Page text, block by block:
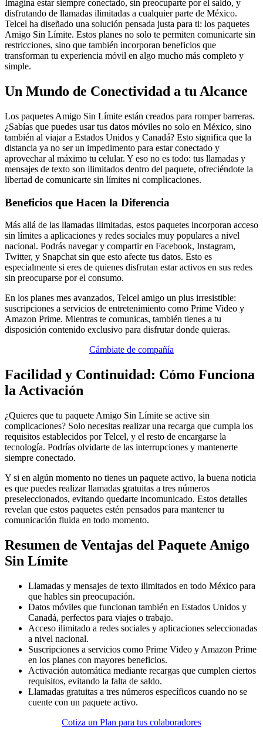
Imagina estar siempre conectado, sin preocuparte por el saldo, y
disfrutando de llamadas ilimitadas a cualquier parte de México.
Telcel ha diseñado una solución pensada justa para ti: los paquetes
Amigo Sin Límite. Estos planes no solo te permiten comunicarte sin
restricciones, sino que también incorporan beneficios que
transforman tu experiencia móvil en algo mucho más completo y
simple.
Un Mundo de Conectividad a tu Alcance
Los paquetes Amigo Sin Límite están creados para romper barreras.
¿Sabías que puedes usar tus datos móviles no solo en México, sino
también al viajar a Estados Unidos y Canadá? Esto significa que la
distancia ya no ser un impedimento para estar conectado y
aprovechar al máximo tu celular. Y eso no es todo: tus llamadas y
mensajes de texto son ilimitados dentro del paquete, ofreciéndote la
libertad de comunicarte sin límites ni complicaciones.
Beneficios que Hacen la Diferencia
Más allá de las llamadas ilimitadas, estos paquetes incorporan acceso
sin límites a aplicaciones y redes sociales muy populares a nivel
nacional. Podrás navegar y compartir en Facebook, Instagram,
Twitter, y Snapchat sin que esto afecte tus datos. Esto es
especialmente si eres de quienes disfrutan estar activos en sus redes
sin preocuparse por el consumo.
En los planes mes avanzados, Telcel amigo un plus irresistible:
suscripciones a servicios de entretenimiento como Prime Video y
Amazon Prime. Mientras te comunicas, también tienes a tu
disposición contenido exclusivo para disfrutar donde quieras.
Cámbiate de compañía
Facilidad y Continuidad: Cómo Funciona
la Activación
¿Quieres que tu paquete Amigo Sin Límite se active sin
complicaciones? Solo necesitas realizar una recarga que cumpla los
requisitos establecidos por Telcel, y el resto de encargarse la
tecnología. Podrías olvidarte de las interrupciones y mantenerte
siempre conectado.
Y si en algún momento no tienes un paquete activo, la buena noticia
es que puedes realizar llamadas gratuitas a tres números
preseleccionados, evitando quedarte incomunicado. Estos detalles
revelan que estos paquetes estén pensados para mantener tu
comunicación fluida en todo momento.
Resumen de Ventajas del Paquete Amigo
Sin Límite
Llamadas y mensajes de texto ilimitados en todo México para
que hables sin preocupación.
Datos móviles que funcionan también en Estados Unidos y
Canadá, perfectos para viajes o trabajo.
Acceso ilimitado a redes sociales y aplicaciones seleccionadas
a nivel nacional.
Suscripciones a servicios como Prime Video y Amazon Prime
en los planes con mayores beneficios.
Activación automática mediante recargas que cumplen ciertos
requisitos, evitando la falta de saldo.
Llamadas gratuitas a tres números específicos cuando no se
cuente con un paquete activo.
Cotiza un Plan para tus colaboradores